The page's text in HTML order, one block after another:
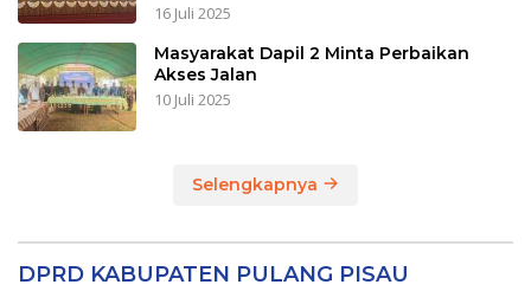
16 Juli 2025
Masyarakat Dapil 2 Minta Perbaikan
Akses Jalan
10 Juli 2025
Selengkapnya
DPRD KABUPATEN PULANG PISAU